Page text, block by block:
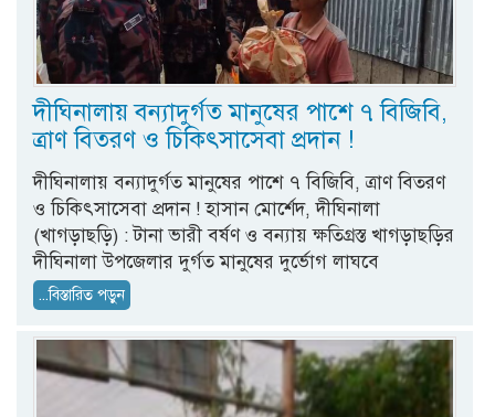
দীঘিনালায় বন্যাদুর্গত মানুষের পাশে ৭ বিজিবি,
ত্রাণ বিতরণ ও চিকিৎসাসেবা প্রদান !
দীঘিনালায় বন্যাদুর্গত মানুষের পাশে ৭ বিজিবি, ত্রাণ বিতরণ
ও চিকিৎসাসেবা প্রদান ! হাসান মোর্শেদ, দীঘিনালা
(খাগড়াছড়ি) : টানা ভারী বর্ষণ ও বন্যায় ক্ষতিগ্রস্ত খাগড়াছড়ির
দীঘিনালা উপজেলার দুর্গত মানুষের দুর্ভোগ লাঘবে
...বিস্তারিত পড়ুন